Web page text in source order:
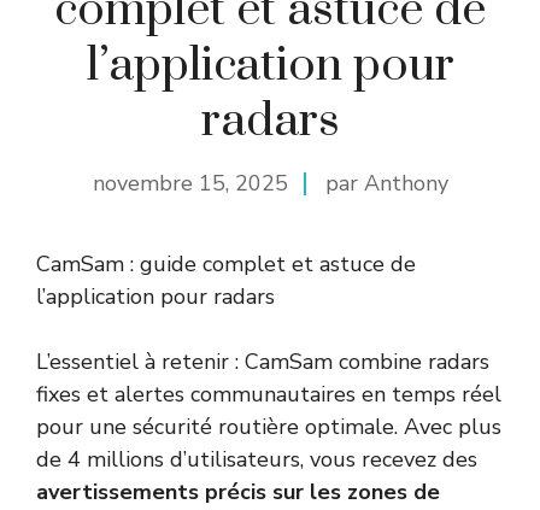
l’application pour
radars
novembre 15, 2025 par Anthony
CamSam : guide complet et astuce de
l’application pour radars
L’essentiel à retenir : CamSam combine radars
fixes et alertes communautaires en temps réel
pour une sécurité routière optimale. Avec plus
de 4 millions d’utilisateurs, vous recevez des
avertissements précis sur les zones de